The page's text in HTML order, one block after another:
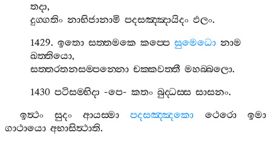
තදා,
දුග‍්ගතිං නාභිජානාමි පදසඤ‍්ඤායිදං ඵලං.
1429.ඉතො සත‍්තමකෙ කප‍්පෙ සුමෙධො නාම
ඛත‍්තියො,
සත‍්තරතනසම‍්පන‍්නො චක‍්කවත‍්තී මහබ‍්බලො.
1430පටිසම‍්භිදා -පෙ-කතං බුද‍්ධස‍්ස සාසනං.
ඉත්‍ථං
සුදං ආයස‍්මා පදසඤ‍්ඤකො ථෙරො
ඉමා
ගාථායො අභාසිත්‍ථාති.